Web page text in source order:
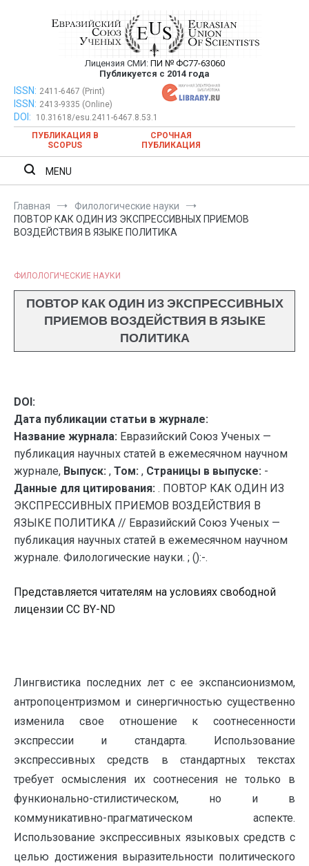
Евразийский Союз Ученых —
публикация научных статей в
ежемесячном научном журнале
Лицензия СМИ: ПИ № ФС77-63060
Публикуется с 2014 года
Евразийский Союз Ученых — публикация научных статей в
ежемесячном научном журнале
ISSN: 2411-6467 (Print)
ISSN: 2413-9335 (Online)
DOI:
10.31618/esu.2411-6467.8.53.1
ПУБЛИКАЦИЯ В
SCOPUS
СРОЧНАЯ
ПУБЛИКАЦИЯ
MENU
Главная
Филологические науки
ПОВТОР КАК ОДИН ИЗ ЭКСПРЕССИВНЫХ ПРИЕМОВ
ВОЗДЕЙСТВИЯ В ЯЗЫКЕ ПОЛИТИКА
ФИЛОЛОГИЧЕСКИЕ НАУКИ
ПОВТОР КАК ОДИН ИЗ ЭКСПРЕССИВНЫХ
ПРИЕМОВ ВОЗДЕЙСТВИЯ В ЯЗЫКЕ
ПОЛИТИКА
DOI:
Дата публикации статьи в журнале:
Название журнала: Евразийский Союз Ученых —
публикация научных статей в ежемесячном научном
журнале, Выпуск: , Том: , Страницы в выпуске: -
Данные для цитирования: . ПОВТОР КАК ОДИН ИЗ
ЭКСПРЕССИВНЫХ ПРИЕМОВ ВОЗДЕЙСТВИЯ В
ЯЗЫКЕ ПОЛИТИКА // Евразийский Союз Ученых —
публикация научных статей в ежемесячном научном
журнале. Филологические науки. ; ():-.
Представляется читателям на условиях свободной
лицензии CC BY-ND
Лингвистика последних лет с ее экспансионизмом,
антропоцентризмом и синергичностью существенно
изменила свое отношение к соотнесенности
экспрессии и стандарта. Использование
экспрессивных средств в стандартных текстах
требует осмысления их соотнесения не только в
функионально-стилистическом, но и в
коммуникативно-прагматическом аспекте.
Использование экспрессивных языковых средств с
целью достижения выразительности политического